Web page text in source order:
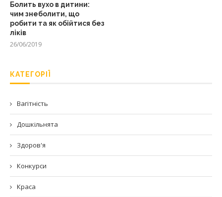
Болить вухо в дитини:
чим знеболити, що
робити та як обійтися без
ліків
26/06/2019
КАТЕГОРІЇ
Вагітність
Дошкільнята
Здоров'я
Конкурси
Краса